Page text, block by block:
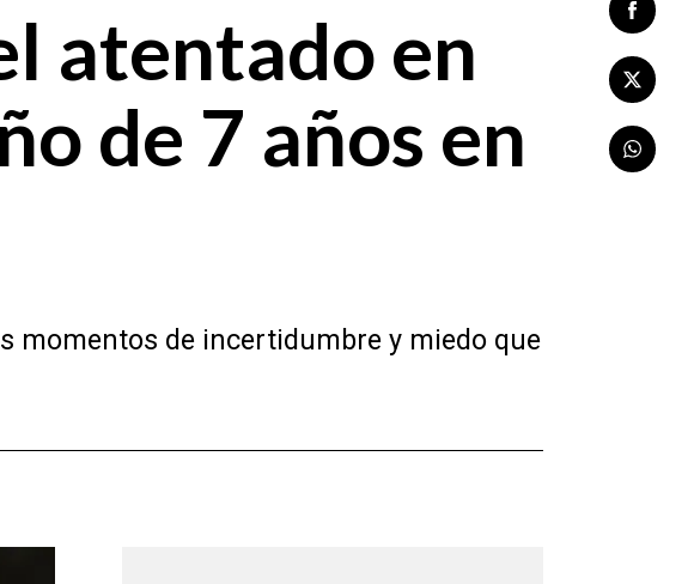
atentado en
de 7 años en
momentos de incertidumbre y miedo que